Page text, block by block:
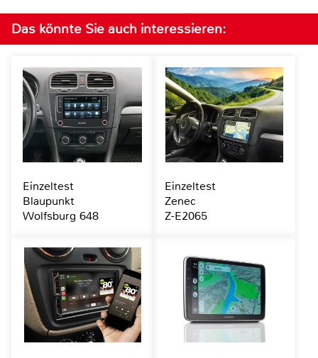
Das könnte Sie auch interessieren:
Einzeltest
Blaupunkt
Wolfsburg 648
Einzeltest
Zenec
Z-E2065